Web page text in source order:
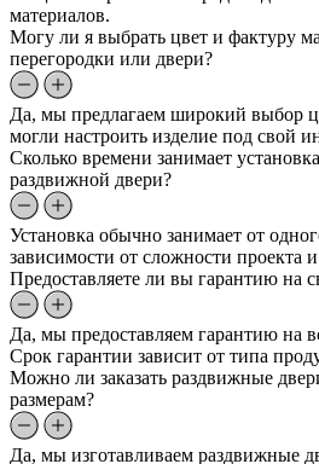
материалов.
Могу ли я выбрать цвет и фактуру
перегородки или двери?
Да, мы предлагаем широкий выбор
могли настроить изделие под свой
Сколько времени занимает
раздвижной двери?
Установка обычно занимает от
зависимости от сложности проекта
Предоставляете ли вы гарантию на
Да, мы предоставляем гарантию на
Срок гарантии зависит от типа
Можно ли заказать раздвижные
размерам?
Да, мы изготавливаем раздвижные